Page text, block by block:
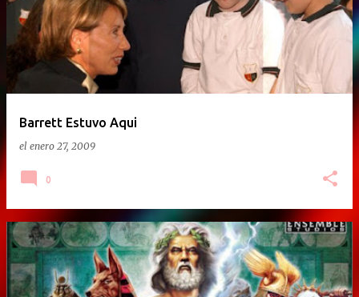
Barrett Estuvo Aqui
el enero 27, 2009
0